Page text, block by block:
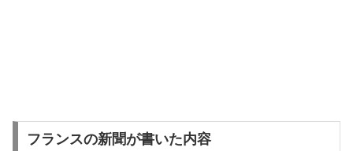
フランスの新聞が書いた内容